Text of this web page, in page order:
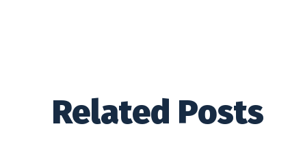
Related Posts